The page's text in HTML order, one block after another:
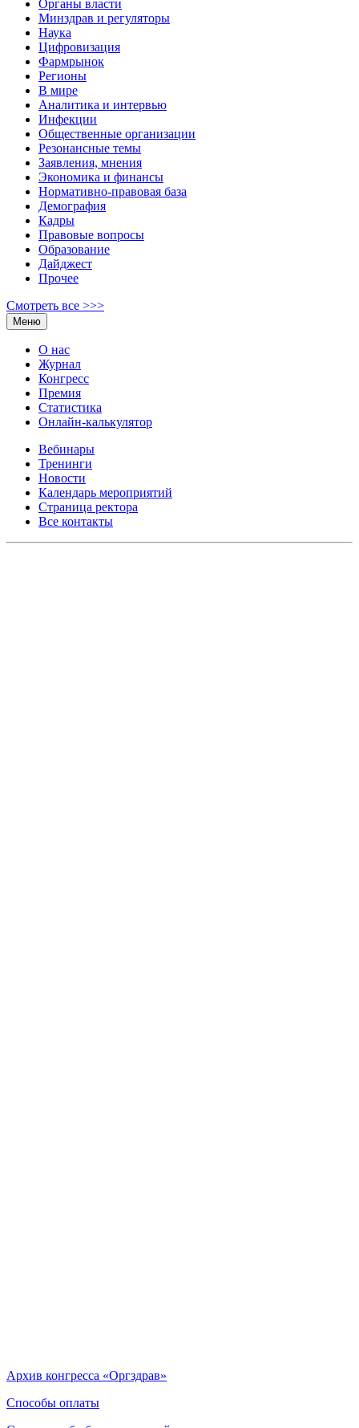
Органы власти
Минздрав и регуляторы
Наука
Цифровизация
Фармрынок
Регионы
В мире
Аналитика и интервью
Инфекции
Общественные организации
Резонансные темы
Заявления, мнения
Экономика и финансы
Нормативно-правовая база
Демография
Кадры
Правовые вопросы
Образование
Дайджест
Прочее
Смотреть все >>>
Меню
О нас
Журнал
Конгресс
Премия
Статистика
Онлайн-калькулятор
Вебинары
Тренинги
Новости
Календарь мероприятий
Страница ректора
Все контакты
Архив конгресса «Оргздрав»
Способы оплаты